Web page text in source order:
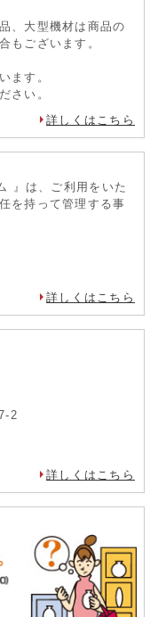
、大型機材は商品の
もございます。
ます。
さい。
詳しくはこちら
』は、ご利用をいた
を持って管理する事
詳しくはこちら
2
詳しくはこちら